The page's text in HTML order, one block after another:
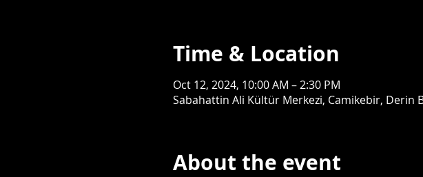
Time & Location
Oct 12, 2024, 10:00 AM – 2:30 PM
Sabahattin Ali Kültür Merkezi, Camikebir, Derin
About the event